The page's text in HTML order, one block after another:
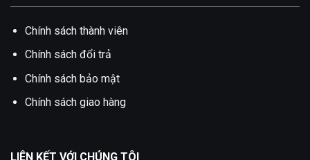
Chính sách thành viên
Chính sách đổi trả
Chính sách bảo mật
Chính sách giao hàng
LIÊN KẾT VỚI CHÚNG TÔI